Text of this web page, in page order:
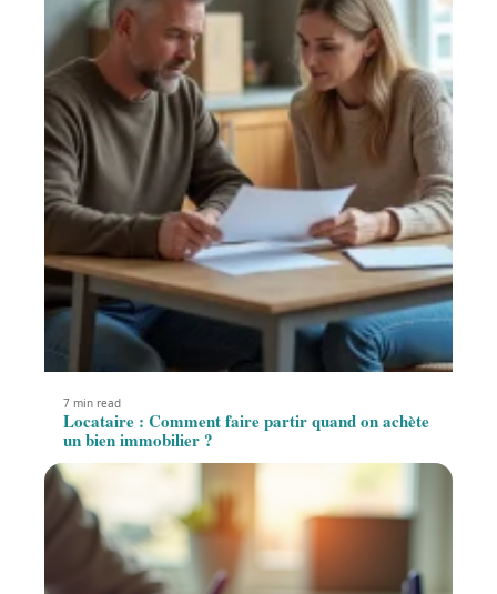
7 min read
Locataire : Comment faire partir quand on achète
un bien immobilier ?